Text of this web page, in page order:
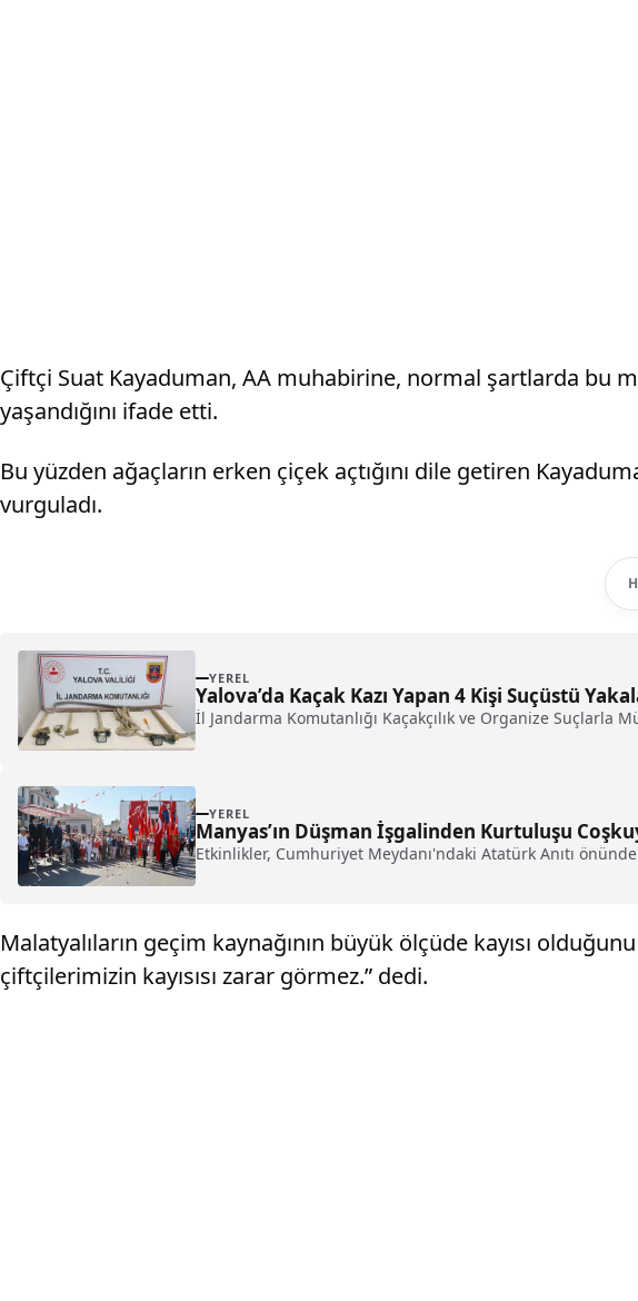
Çiftçi Suat Kayaduman, AA muhabirine, normal şartlarda bu
yaşandığını ifade etti.
Bu yüzden ağaçların erken çiçek açtığını dile getiren
vurguladı.
YEREL
Yalova’da Kaçak Kazı Yapan 4 Kişi Suçüstü
İl Jandarma Komutanlığı Kaçakçılık ve Organize Suçlarla
YEREL
Manyas’ın Düşman İşgalinden Kurtuluşu
Etkinlikler, Cumhuriyet Meydanı'ndaki Atatürk Anıtı
Malatyalıların geçim kaynağının büyük ölçüde kayısı
çiftçilerimizin kayısısı zarar görmez.” dedi.